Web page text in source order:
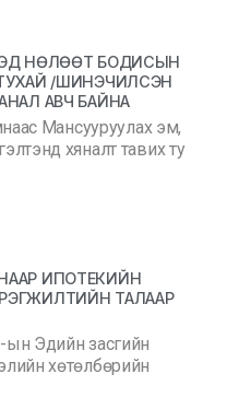
НӨЛӨӨТ БОДИСЫН
/ШИНЭЧИЛСЭН
АВЧ БАЙНА
Мансууруулах эм,
хяналт тавих ту
ИПОТЕКИЙН
ТАЛААР
Эдийн засгийн
хөтөлбөрийн